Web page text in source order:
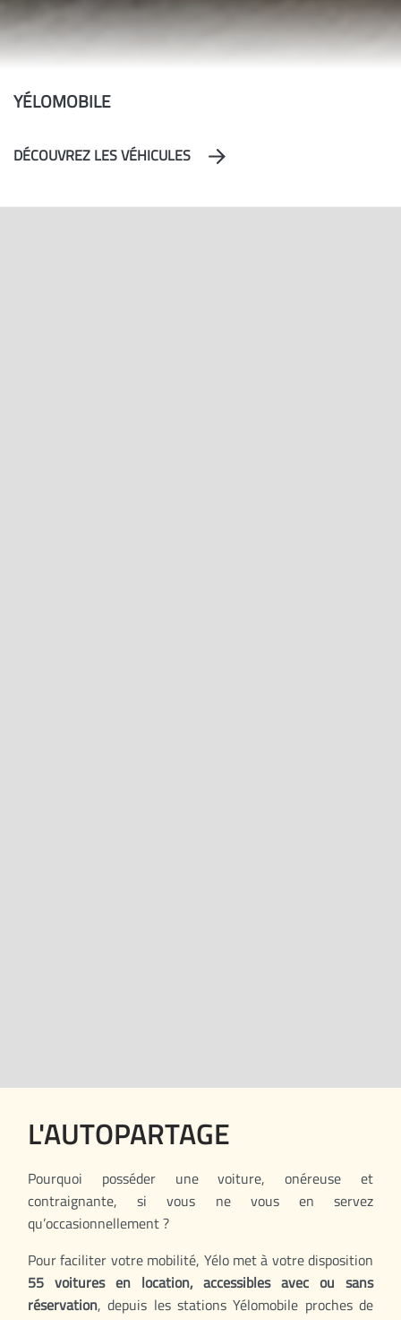
YÉLOMOBILE
DÉCOUVREZ LES VÉHICULES
L'AUTOPARTAGE
Pourquoi posséder une voiture, onéreuse et
contraignante, si vous ne vous en servez
qu’occasionnellement ?
Pour faciliter votre mobilité, Yélo met à votre disposition
55 voitures en location, accessibles avec ou sans
réservation, depuis les stations Yélomobile proches de